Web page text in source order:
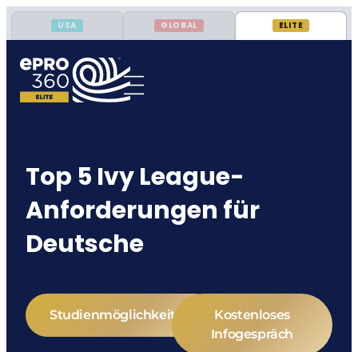
USA GLOBAL ELITE
Top 5 Ivy League-
Anforderungen für
Deutsche
Studienmöglichkeiten
Kostenloses
Infogespräch